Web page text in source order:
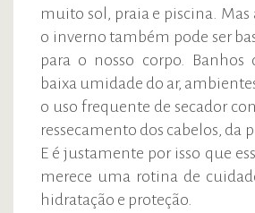
muito sol, praia e piscina. Mas
o inverno também pode ser
para o nosso corpo. Banhos
baixa umidade do ar,
o uso frequente de secador
ressecamento dos cabelos, da
E é justamente por isso que
merece uma rotina de
hidratação e proteção.